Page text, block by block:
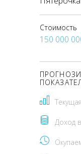
Стоимость
150 000
Доход